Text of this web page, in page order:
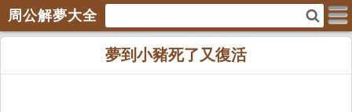
周公解夢大全
夢到小豬死了又復活